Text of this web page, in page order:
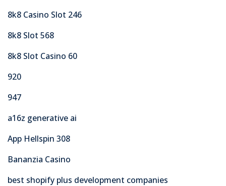
8k8 Casino Slot 246
8k8 Slot 568
8k8 Slot Casino 60
920
947
a16z generative ai
App Hellspin 308
Bananzia Casino
best shopify plus development companies